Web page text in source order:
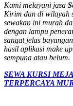
Kami melayani jasa
Kirim dan di wilayah
sewakan ini murah
dengan lampu
sangat jelas
hasil aplikasi make
sempuna atau belum.
SEWA KURSI
TERPERCAYA